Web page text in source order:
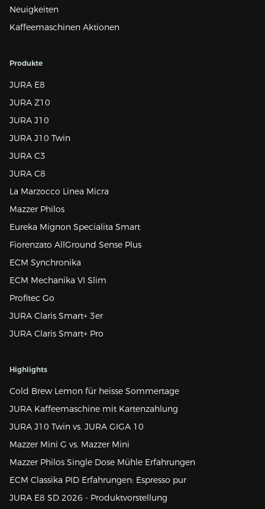
Neuigkeiten
Kaffeemaschinen Aktionen
Produkte
JURA E8
JURA Z10
JURA J10
JURA J10 Twin
JURA C3
JURA C8
La Marzocco Linea Micra
Mazzer Philos
Eureka Mignon Specialita Smart
Fiorenzato AllGround Sense Plus
ECM Synchronika
ECM Mechanika VI Slim
Profitec Go
JURA Claris Smart+ 3er
JURA Claris Smart+ Pro
Highlights
Cold Brew Lemon für heisse Sommertage
JURA Kaffeemaschine mit Kartenzahlung
JURA J10 Twin vs. JURA GIGA 10
Mazzer Mini G vs. Mazzer Mini
Mazzer Philos Single Dose Mühle Erfahrungen
ECM Classika PID Erfahrungen: Espresso pur
JURA E8 SD 2026 - Produktvorstellung